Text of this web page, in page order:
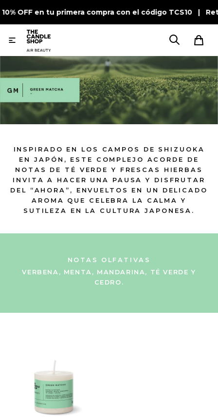
OFF en tu primera compra con el código TCS10 |

INSPIRADO EN LOS CAMPOS DE SHIZUOKA
EN JAPÓN, ESTE COMPLEJO ACORDE DE
NOTAS DE TÉ VERDE Y FRESCAS HIERBAS
INVITA A HACER UNA PAUSA Y DISFRUTAR
DEL “AHORA”, ENVUELTOS EN UN DELICADO
AROMA QUE CELEBRA LA CALMA Y
SUTILEZA EN LA CULTURA JAPONESA.
NOTAS OLFATIVAS
VERBENA, MENTA, MANDARINA, TÉ VERDE Y
CEDRO.